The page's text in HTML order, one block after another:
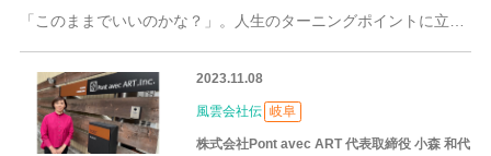
「このままでいいのかな？」。人生のターニングポイントに立ち、ふと呟いた3人の女性。そのような、どこかモヤッとした思いを内に秘めていた3人の女性が、オンラインコミ
2023.11.08
風雲会社伝 岐阜
株式会社Pont avec ART 代表取締役 小森 和代